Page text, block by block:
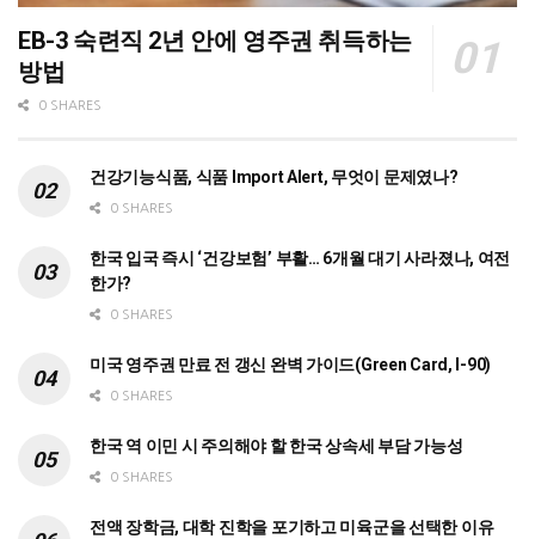
EB-3 숙련직 2년 안에 영주권 취득하는
방법
0 SHARES
건강기능식품, 식품 Import Alert, 무엇이 문제였나?
0 SHARES
한국 입국 즉시 ‘건강보험’ 부활… 6개월 대기 사라졌나, 여전
한가?
0 SHARES
미국 영주권 만료 전 갱신 완벽 가이드(Green Card, I-90)
0 SHARES
한국 역 이민 시 주의해야 할 한국 상속세 부담 가능성
0 SHARES
전액 장학금, 대학 진학을 포기하고 미육군을 선택한 이유